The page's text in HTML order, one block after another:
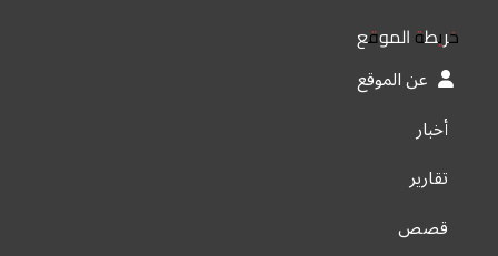
خريطة الموقع
عن الموقع
أخبار
تقارير
قصص